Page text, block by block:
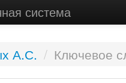
система
А.С. / Ключевое